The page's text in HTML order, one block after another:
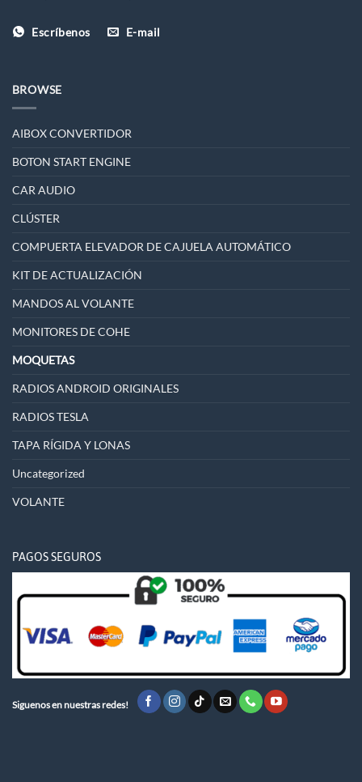
Escríbenos E-mail
BROWSE
AIBOX CONVERTIDOR
BOTON START ENGINE
CAR AUDIO
CLÚSTER
COMPUERTA ELEVADOR DE CAJUELA AUTOMÁTICO
KIT DE ACTUALIZACIÓN
MANDOS AL VOLANTE
MONITORES DE COHE
MOQUETAS
RADIOS ANDROID ORIGINALES
RADIOS TESLA
TAPA RÍGIDA Y LONAS
Uncategorized
VOLANTE
PAGOS SEGUROS
Siguenos en nuestras redes!